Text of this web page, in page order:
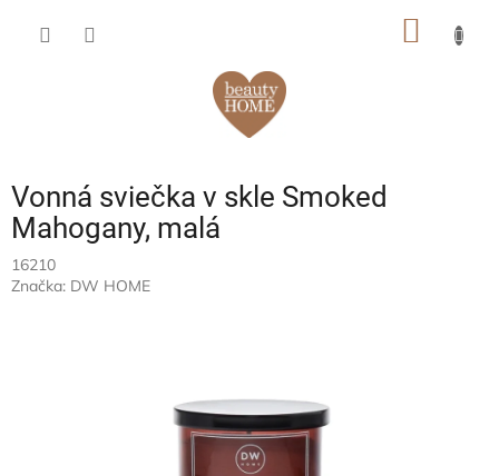
Vonná sviečka v skle Smoked
Mahogany, malá
16210
Značka: DW HOME